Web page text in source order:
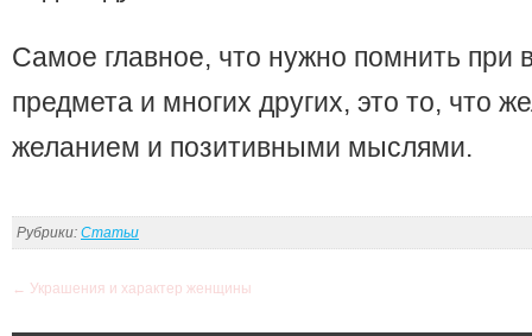
Самое главное, что нужно помнить при
предмета и многих других, это то, что
желанием и позитивными мыслями.
Рубрики: Статьи
← Украшения и характер женщины